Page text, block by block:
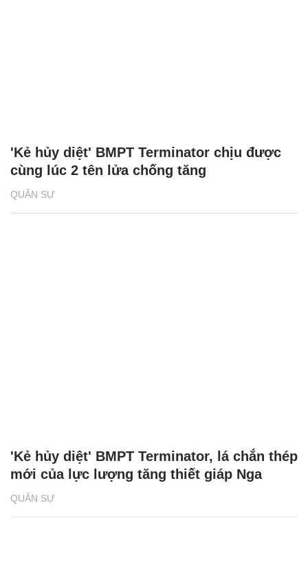
QUÂN SỰ
'Kẻ hủy diệt' BMPT Terminator chịu được
cùng lúc 2 tên lửa chống tăng
QUÂN SỰ
'Kẻ hủy diệt' BMPT Terminator, lá chắn thép
mới của lực lượng tăng thiết giáp Nga